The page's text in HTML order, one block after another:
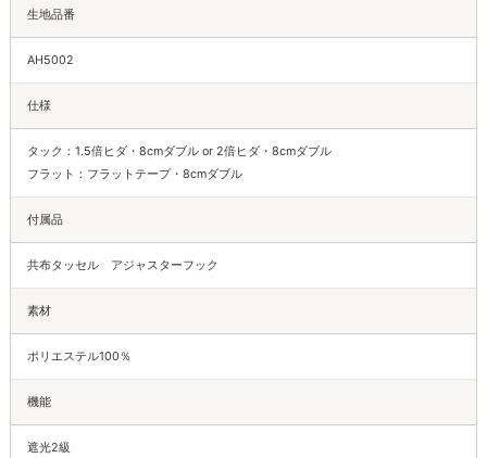
生地品番
AH5002
仕様
タック：1.5倍ヒダ・8cmダブル or 2倍ヒダ・8cmダブル
フラット：フラットテープ・8cmダブル
付属品
共布タッセル アジャスターフック
素材
ポリエステル100％
機能
遮光2級